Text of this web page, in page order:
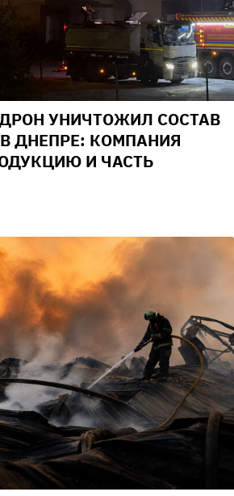
УНИЧТОЖИЛ СОСТАВ
ДНЕПРЕ: КОМПАНИЯ
И ЧАСТЬ